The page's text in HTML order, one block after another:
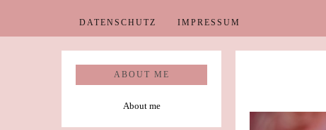
DATENSCHUTZ IMPRESSUM
ABOUT ME
About me